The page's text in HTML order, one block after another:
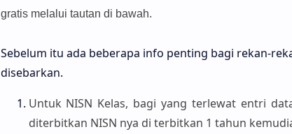
gratis melalui tautan di bawah.
Sebelum itu ada beberapa info penting bagi rekan-
disebarkan.
Untuk NISN Kelas, bagi yang terlewat entri
diterbitkan NISN nya di terbitkan 1 tahun